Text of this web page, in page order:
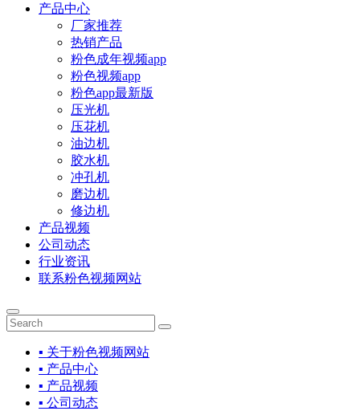
产品中心
厂家推荐
热销产品
粉色成年视频app
粉色视频app
粉色app最新版
压光机
压花机
油边机
胶水机
冲孔机
磨边机
修边机
产品视频
公司动态
行业资讯
联系粉色视频网站
▪ 关于粉色视频网站
▪ 产品中心
▪ 产品视频
▪ 公司动态